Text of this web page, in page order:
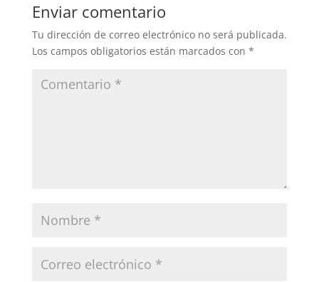
Enviar comentario
Tu dirección de correo electrónico no será publicada.
Los campos obligatorios están marcados con *